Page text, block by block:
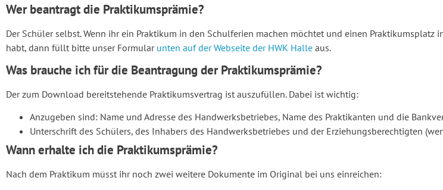
Wer beantragt die Praktikumsprämie?
Der Schüler selbst. Wenn ihr ein Praktikum in den Schulferien machen möchtet und einen
habt, dann füllt bitte unser Formular unten auf der Webseite der HWK Halle aus.
Was brauche ich für die Beantragung der Praktikumsprämie?
Der zum Download bereitstehende Praktikumsvertrag ist auszufüllen. Dabei ist wichtig:
Anzugeben sind: Name und Adresse des Handwerksbetriebes, Name des Praktikanten und die
Unterschrift des Schülers, des Inhabers des Handwerksbetriebes und der Erziehungsberechtigten
Wann erhalte ich die Praktikumsprämie?
Nach dem Praktikum müsst ihr noch zwei weitere Dokumente im Original bei uns einreichen: